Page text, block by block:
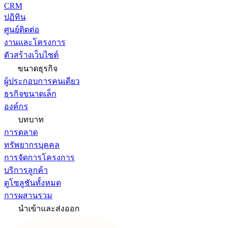
CRM
ปฏิทิน
ศูนย์ติดต่อ
งานและโครงการ
ตัวสร้างเว็บไซต์
ขนาดธุรกิจ
ผู้ประกอบการคนเดียว
ธุรกิจขนาดเล็ก
องค์กร
บทบาท
การตลาด
ทรัพยากรบุคคล
การจัดการโครงการ
บริการลูกค้า
ดูโซลูชันทั้งหมด
การผสานรวม
นำเข้าและส่งออก